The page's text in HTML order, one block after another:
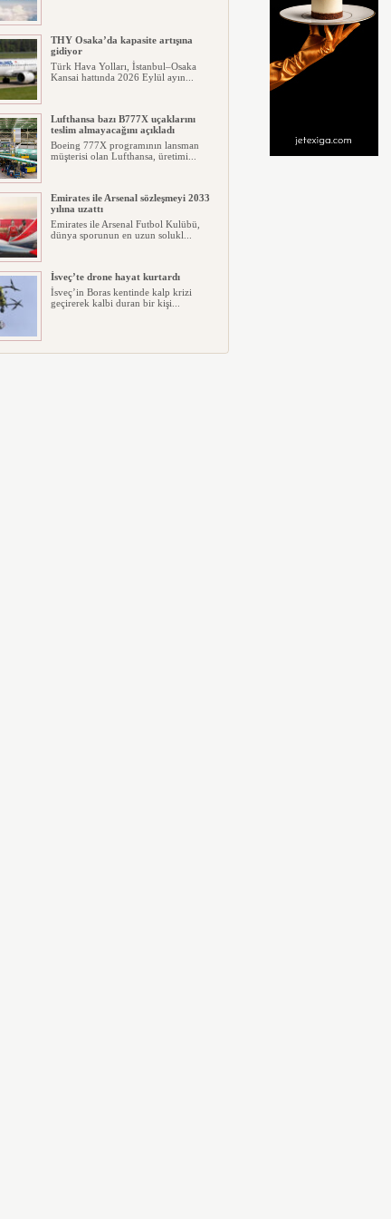
THY Osaka’da kapasite artışına
gidiyor
Türk Hava Yolları, İstanbul–Osaka
Kansai hattında 2026 Eylül ayın...
Lufthansa bazı B777X uçaklarını
teslim almayacağını açıkladı
Boeing 777X programının lansman
müşterisi olan Lufthansa, üretimi...
Emirates ile Arsenal sözleşmeyi 2033
yılına uzattı
Emirates ile Arsenal Futbol Kulübü,
dünya sporunun en uzun solukl...
İsveç’te drone hayat kurtardı
İsveç’in Boras kentinde kalp krizi
geçirerek kalbi duran bir kişi...
Ryanair kış sezonunda Fas’ta rekor